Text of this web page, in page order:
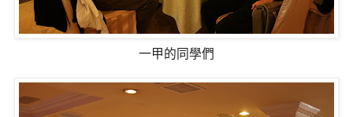
一甲的同學們